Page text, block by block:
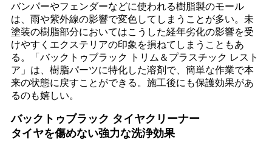
バンパーやフェンダーなどに使われる樹脂製のモール
は、雨や紫外線の影響で変色してしまうことが多い。未
塗装の樹脂部分においてはこうした経年劣化の影響を受
けやすくエクステリアの印象を損ねてしまうこともあ
る。「バックトゥブラック トリム＆プラスチック レスト
ア」は、樹脂パーツに特化した溶剤で、簡単な作業で本
来の状態に戻すことができる。施工後にも保護効果があ
るのも嬉しい。
バックトゥブラック タイヤクリーナー
タイヤを傷めない強力な洗浄効果